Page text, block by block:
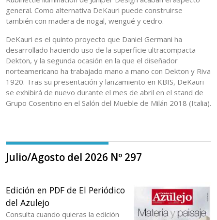
general. Como alternativa DeKauri puede construirse
también con madera de nogal, wengué y cedro.
DeKauri es el quinto proyecto que Daniel Germani ha
desarrollado haciendo uso de la superficie ultracompacta
Dekton, y la segunda ocasión en la que el diseñador
norteamericano ha trabajado mano a mano con Dekton y Riva
1920. Tras su presentación y lanzamiento en KBIS, DeKauri
se exhibirá de nuevo durante el mes de abril en el stand de
Grupo Cosentino en el Salón del Mueble de Milán 2018 (Italia).
Julio/Agosto del 2026 Nº 297
Edición en PDF de El Periódico
del Azulejo
Consulta cuando quieras la edición